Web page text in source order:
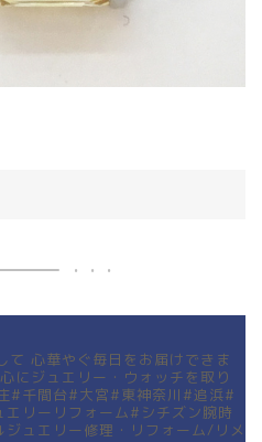
て 心華やぐ毎日をお届けできま
にジュエリー・ウォッチを取り
#千間台#大宮#東神奈川#追浜#
リーリフォーム#シチズン腕時
ジュエリー修理・リフォーム/リメ